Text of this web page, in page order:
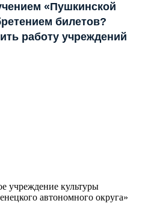
«Пушкинской
билетов?
работу учреждений
учреждение культуры
автономного округа»